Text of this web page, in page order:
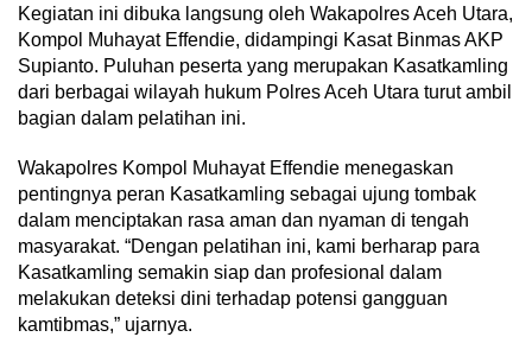
Kegiatan ini dibuka langsung oleh Wakapolres Aceh Utara,
Kompol Muhayat Effendie, didampingi Kasat Binmas AKP
Supianto. Puluhan peserta yang merupakan Kasatkamling
dari berbagai wilayah hukum Polres Aceh Utara turut ambil
bagian dalam pelatihan ini.
Wakapolres Kompol Muhayat Effendie menegaskan
pentingnya peran Kasatkamling sebagai ujung tombak
dalam menciptakan rasa aman dan nyaman di tengah
masyarakat. “Dengan pelatihan ini, kami berharap para
Kasatkamling semakin siap dan profesional dalam
melakukan deteksi dini terhadap potensi gangguan
kamtibmas,” ujarnya.